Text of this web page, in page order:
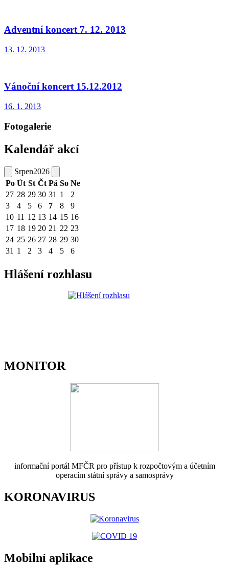
Adventní koncert 7. 12. 2013
13. 12. 2013
Vánoční koncert 15.12.2012
16. 1. 2013
Fotogalerie
Kalendář akcí
Srpen2026
Po Út St Čt Pá So Ne
27 28 29 30 31 1
2
3
4 5 6 7 8
9
10 11 12 13 14 15 16
17 18 19 20 21 22 23
24 25 26 27 28 29 30
31 1 2 3 4 5 6
Hlášení rozhlasu
MONITOR
informační portál MFČR pro přístup k rozpočtovým a účetním
operacím státní správy a samosprávy
KORONAVIRUS
Mobilní aplikace